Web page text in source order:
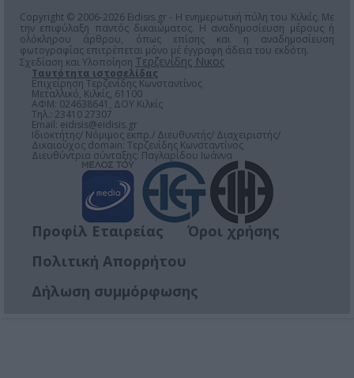
Copyright © 2006-2026 Eidisis.gr - Η ενημερωτική πύλη του Κιλκίς. Με
την επιφύλαξη παντός δικαιώματος. Η αναδημοσίευση μέρους ή
ολόκληρου άρθρου, όπως επίσης και η αναδημοσίευση
φωτογραφίας επιτρέπεται μόνο μέ έγγραφη άδεια του εκδότη.
Σχεδίαση και Υλοποίηση Τερζενίδης Νικος
Ταυτότητα ιστοσελίδας
Επιχείρηση Τερζενίδης Κωνσταντίνος
Μεταλλικό, Κιλκίς, 61100
ΑΦΜ: 024638641, ΔΟΥ Κιλκίς
Τηλ.: 23410 27307
Email: eidisis@eidisis.gr
Ιδιοκτήτης/ Νόμιμος εκπρ./ Διευθυντής/ Διαχειριστής/
Δικαιούχος domain: Τερζενίδης Κωνσταντίνος
Διευθύντρια σύνταξης: Παγλαρίδου Ιωάννα
Προφίλ Εταιρείας
Όροι χρήσης
Πολιτική Απορρήτου
Δήλωση συμμόρφωσης